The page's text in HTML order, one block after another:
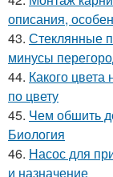
описания,
43. Стеклянные
минусы
44. Какого
по цвету
45. Чем обшить
Биология
46. Насос для
и назначение